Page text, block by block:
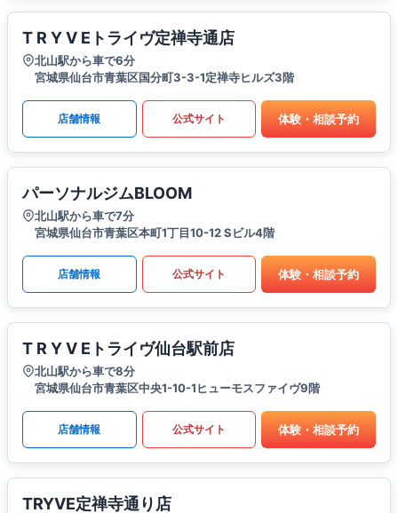
T R Y V Eトライヴ定禅寺通店
北山駅から車で6分
宮城県仙台市青葉区国分町3-3-1定禅寺ヒルズ3階
店舗情報 公式サイト 体験・相談予約
パーソナルジムBLOOM
北山駅から車で7分
宮城県仙台市青葉区本町1丁目10-12 Sビル4階
店舗情報 公式サイト 体験・相談予約
T R Y V Eトライヴ仙台駅前店
北山駅から車で8分
宮城県仙台市青葉区中央1-10-1ヒューモスファイヴ9階
店舗情報 公式サイト 体験・相談予約
TRYVE定禅寺通り店